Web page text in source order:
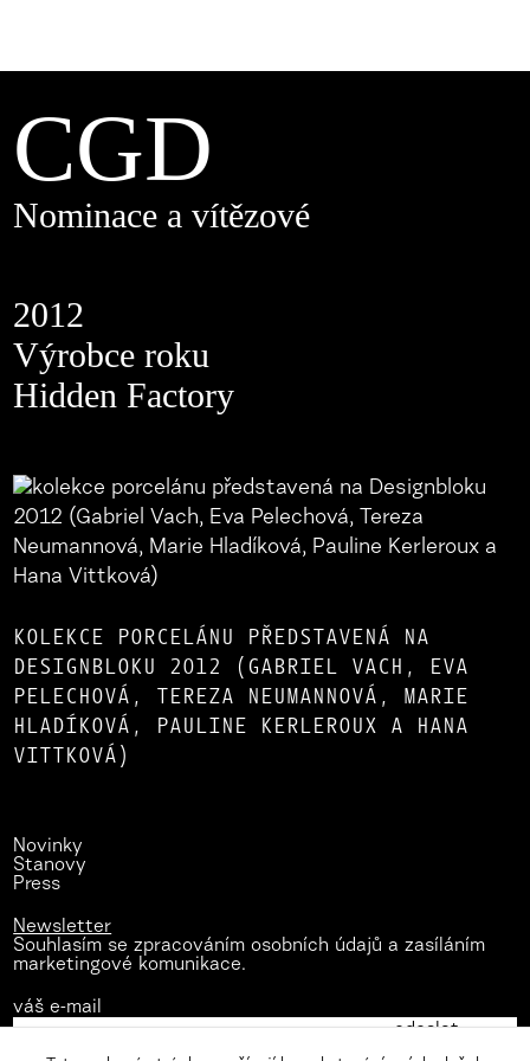
CGD
Nominace a vítězové
2012
Výrobce roku
Hidden Factory
KOLEKCE PORCELÁNU PŘEDSTAVENÁ NA
DESIGNBLOKU 2012 (GABRIEL VACH, EVA
PELECHOVÁ, TEREZA NEUMANNOVÁ, MARIE
HLADÍKOVÁ, PAULINE KERLEROUX A HANA
VITTKOVÁ)
Novinky
Stanovy
Press
Newsletter
Souhlasím se zpracováním osobních údajů a zasíláním
marketingové komunikace.
váš e-mail